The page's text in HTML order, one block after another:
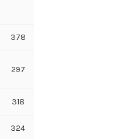
378
297
318
324